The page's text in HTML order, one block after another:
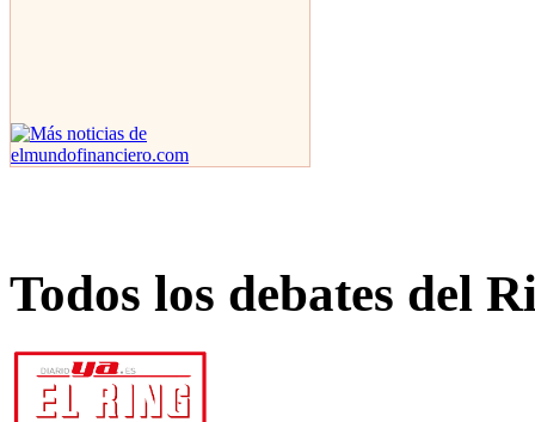
Todos los debates del